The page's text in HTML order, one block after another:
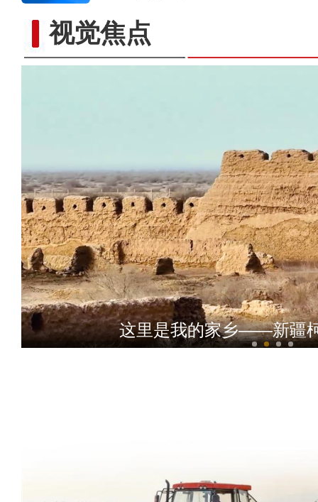
视觉焦点新疆巴楚粤水电光伏项目（
这里是我的家乡——新疆